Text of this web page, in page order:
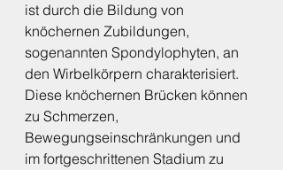
ist durch die Bildung von
knöchernen Zubildungen,
sogenannten Spondylophyten, an
den Wirbelkörpern charakterisiert.
Diese knöchernen Brücken können
zu Schmerzen,
Bewegungseinschränkungen und
im fortgeschrittenen Stadium zu